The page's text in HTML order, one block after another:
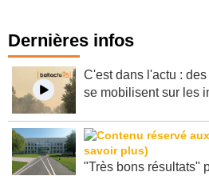
Dernières infos
C'est dans l'actu :
se mobilisent sur les
"Très bons résultats"